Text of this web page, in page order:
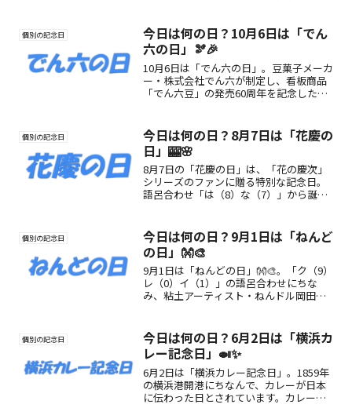
個別の記念日
今日は何の日？10月6日は「でん
六の日」🫘🎉
10月6日は「でん六の日」。豆菓子メーカ
ー・株式会社でん六が制定し、看板商品
「でん六豆」の発売60周年を記念した
個別の記念日
今日は何の日？8月7日は「花慶の
日」🎰🌸
8月7日の「花慶の日」は、「花の慶次」
シリーズのファンに贈る特別な記念日。
語呂合わせ「は（8）な（7）」から誕生
個別の記念日
今日は何の日？9月1日は「ねんど
の日」👐🎨
9月1日は「ねんどの日」👐🎨。「ク（9）
レ（0）イ（1）」の語呂合わせにちな
み、粘土アーティスト・ねんドル岡田ひ
個別の記念日
今日は何の日？6月2日は「横浜カ
レー記念日」🍛✨
6月2日は「横浜カレー記念日」。1859年
の横浜港開港にちなんで、カレーが日本
に伝わった日とされています。カレーの